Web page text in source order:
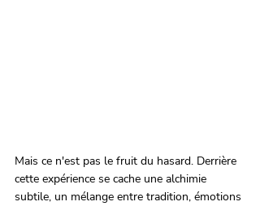
Mais ce n'est pas le fruit du hasard. Derrière
cette expérience se cache une alchimie
subtile, un mélange entre tradition, émotions